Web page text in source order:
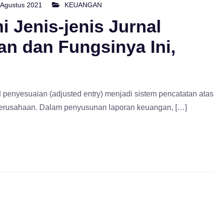
2021 KEUANGAN
Jenis-jenis Jurnal
dan Fungsinya Ini,
(adjusted entry) menjadi sistem pencatatan atas
Dalam penyusunan laporan keuangan, […]